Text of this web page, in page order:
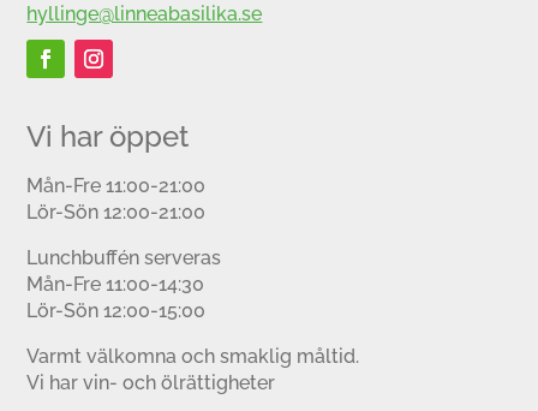
hyllinge@linneabasilika.se
Vi har öppet
Mån-Fre 11:00-21:00
Lör-Sön 12:00-21:00
Lunchbuffén serveras
Mån-Fre 11:00-14:30
Lör-Sön 12:00-15:00
Varmt välkomna och smaklig måltid.
Vi har vin- och ölrättigheter